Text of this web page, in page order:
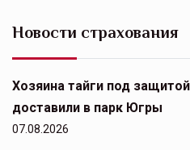
Новости страхования
Хозяина тайги под
доставили в парк Югры
07.08.2026